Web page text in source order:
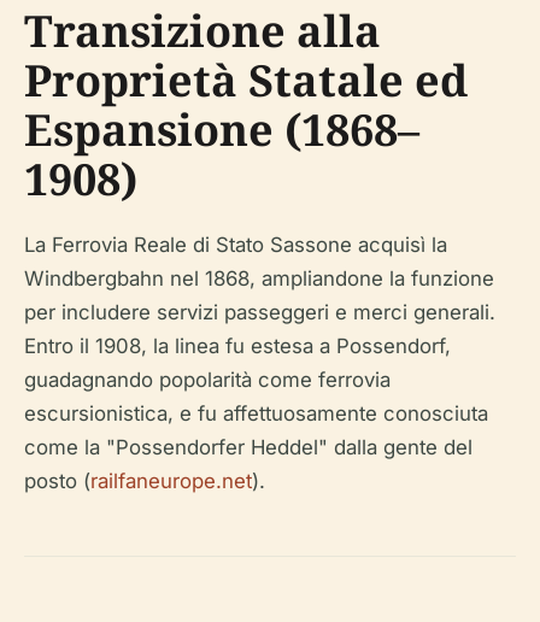
Transizione alla
Proprietà Statale ed
Espansione (1868–
1908)
La Ferrovia Reale di Stato Sassone acquisì la
Windbergbahn nel 1868, ampliandone la funzione
per includere servizi passeggeri e merci generali.
Entro il 1908, la linea fu estesa a Possendorf,
guadagnando popolarità come ferrovia
escursionistica, e fu affettuosamente conosciuta
come la "Possendorfer Heddel" dalla gente del
posto (railfaneurope.net).